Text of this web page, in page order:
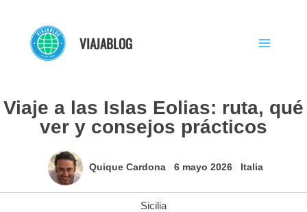
contenido
VIAJABLOG
Viaje a las Islas Eolias: ruta, qué
ver y consejos prácticos
Quique Cardona 6 mayo 2026 Italia
Sicilia